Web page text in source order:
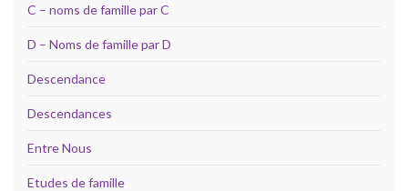
C – noms de famille par C
D – Noms de famille par D
Descendance
Descendances
Entre Nous
Etudes de famille